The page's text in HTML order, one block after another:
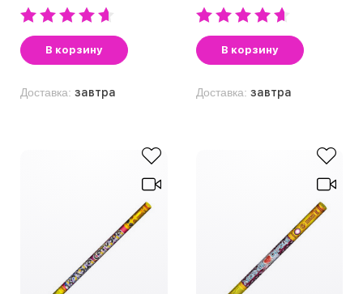
В корзину
Доставка: завтра
В корзину
Доставка: завтра